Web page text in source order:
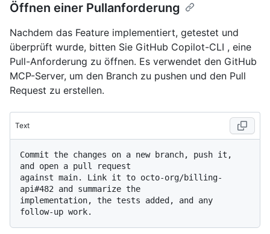
Öffnen einer Pullanforderung
Nachdem das Feature implementiert, getestet und
überprüft wurde, bitten Sie GitHub Copilot-CLI , eine
Pull-Anforderung zu öffnen. Es verwendet den GitHub
MCP-Server, um den Branch zu pushen und den Pull
Request zu erstellen.
Text
Commit the changes on a new branch, push it,
and open a pull request
against main. Link it to octo-org/billing-
api#482 and summarize the
implementation, the tests added, and any